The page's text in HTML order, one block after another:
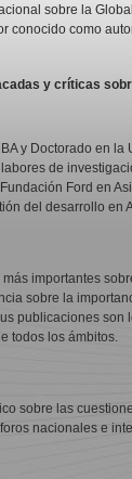
sobre la
conocido como
y críticas
y Doctorado en
de
Ford en
del desarrollo en
más importantes
sobre la
publicaciones
todos los ámbitos.
sobre las
nacionales e